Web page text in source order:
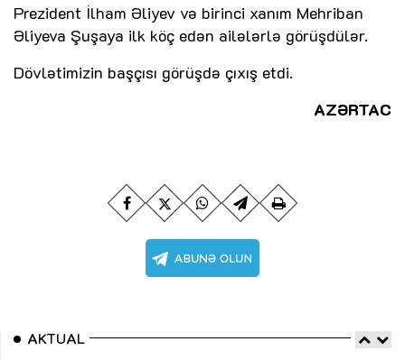
Prezident İlham Əliyev və birinci xanım Mehriban
Əliyeva Şuşaya ilk köç edən ailələrlə görüşdülər.
Dövlətimizin başçısı görüşdə çıxış etdi.
AZƏRTAC
AKTUAL